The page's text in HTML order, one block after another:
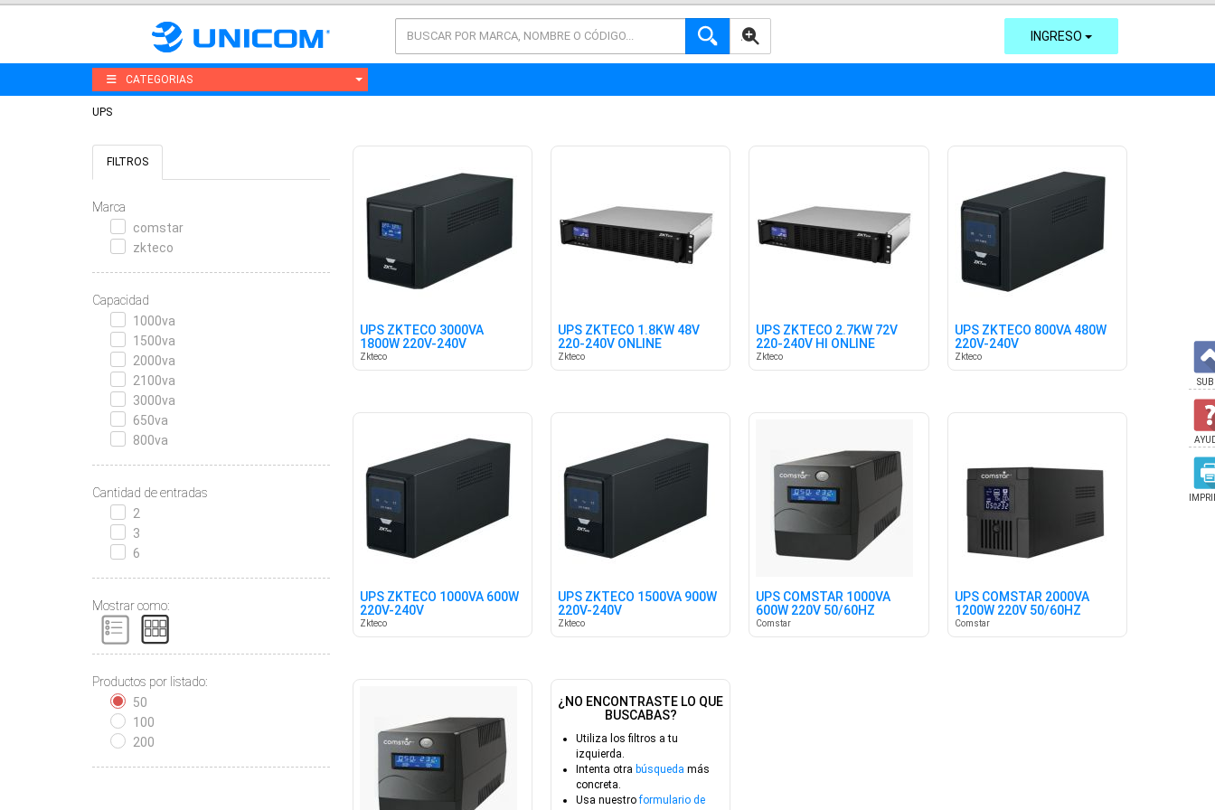
AVANZADA INGRESO
CATEGORIAS
UPS
FILTROS
Marca
comstar
zkteco
Capacidad
1000va
1500va
2000va
2100va
3000va
650va
800va
Cantidad de entradas
2
3
6
Mostrar como:
Productos por listado:
50
100
200
UPS ZKTECO 3000VA
1800W 220V-240V
Zkteco
UPS ZKTECO 1.8KW 48V
220-240V ONLINE
Zkteco
UPS ZKTECO 2.7KW 72V
220-240V HI ONLINE
Zkteco
UPS ZKTECO 800VA 480W
220V-240V
Zkteco
UPS ZKTECO 1000VA 600W
220V-240V
Zkteco
UPS ZKTECO 1500VA 900W
220V-240V
Zkteco
UPS COMSTAR 1000VA
600W 220V 50/60HZ
Comstar
UPS COMSTAR 2000VA
1200W 220V 50/60HZ
Comstar
¿NO ENCONTRASTE LO QUE
BUSCABAS?
Utiliza los filtros a tu
izquierda.
Intenta otra búsqueda más
concreta.
Usa nuestroformulario de